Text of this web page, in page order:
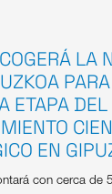
LA
ETAPA DEL
EN
con cerca de